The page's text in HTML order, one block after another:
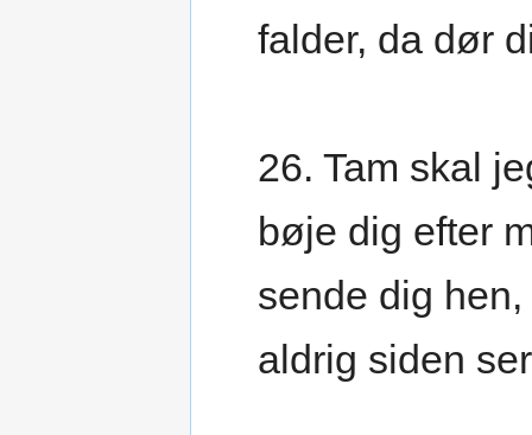
falder, da dør
26. Tam skal
bøje dig efter
sende dig
aldrig siden